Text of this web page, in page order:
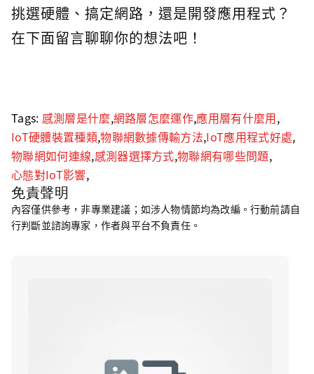
挑選硬體、搞定網路，還是開發應用程式？
在下面留言聊聊你的想法吧！
Tags: 感測層是什麼,網路層怎麼運作,應用層有什麼用,
IoT硬體裝置種類,物聯網數據傳輸方法,IoT應用程式好處,
物聯網如何連線,感測器選擇方式,物聯網有哪些問題,
心態對IoT影響,
免責聲明
內容僅供參考，非專業建議；如涉人物情節均為改編。行動前請自
行判斷並諮詢專家，作者與平台不負責任。